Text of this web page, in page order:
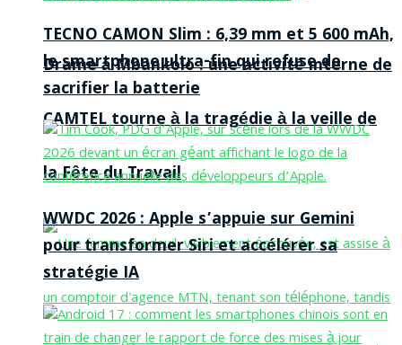
Drame à Mbankolo : une activité interne de
CAMTEL tourne à la tragédie à la veille de
la Fête du Travail
TECNO CAMON Slim : 6,39 mm et 5 600 mAh,
le smartphone ultra-fin qui refuse de
sacrifier la batterie
WWDC 2026 : Apple s’appuie sur Gemini
pour transformer Siri et accélérer sa
stratégie IA